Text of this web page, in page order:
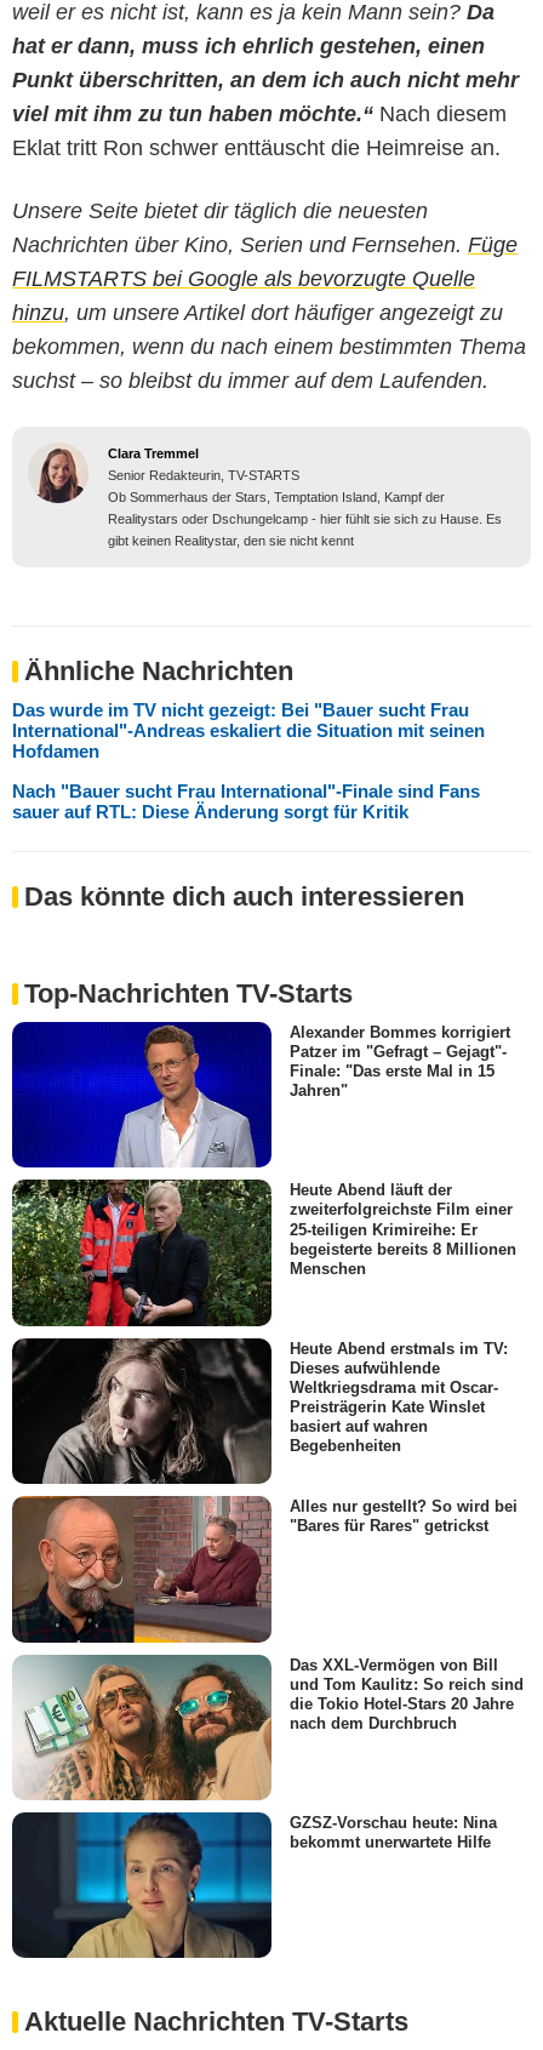
weil er es nicht ist, kann es ja kein Mann sein? Da
hat er dann, muss ich ehrlich gestehen, einen
Punkt überschritten, an dem ich auch nicht mehr
viel mit ihm zu tun haben möchte.“ Nach diesem
Eklat tritt Ron schwer enttäuscht die Heimreise an.
Unsere Seite bietet dir täglich die neuesten
Nachrichten über Kino, Serien und Fernsehen. Füge
FILMSTARTS bei Google als bevorzugte Quelle
hinzu, um unsere Artikel dort häufiger angezeigt zu
bekommen, wenn du nach einem bestimmten Thema
suchst – so bleibst du immer auf dem Laufenden.
Clara Tremmel
Senior Redakteurin, TV-STARTS
Ob Sommerhaus der Stars, Temptation Island, Kampf der
Realitystars oder Dschungelcamp - hier fühlt sie sich zu Hause. Es
gibt keinen Realitystar, den sie nicht kennt
Ähnliche Nachrichten
Das wurde im TV nicht gezeigt: Bei "Bauer sucht Frau
International"-Andreas eskaliert die Situation mit seinen
Hofdamen
Nach "Bauer sucht Frau International"-Finale sind Fans
sauer auf RTL: Diese Änderung sorgt für Kritik
Das könnte dich auch interessieren
Top-Nachrichten TV-Starts
Alexander Bommes korrigiert
Patzer im "Gefragt – Gejagt"-
Finale: "Das erste Mal in 15
Jahren"
Heute Abend läuft der
zweiterfolgreichste Film einer
25-teiligen Krimireihe: Er
begeisterte bereits 8 Millionen
Menschen
Heute Abend erstmals im TV:
Dieses aufwühlende
Weltkriegsdrama mit Oscar-
Preisträgerin Kate Winslet
basiert auf wahren
Begebenheiten
Alles nur gestellt? So wird bei
"Bares für Rares" getrickst
Das XXL-Vermögen von Bill
und Tom Kaulitz: So reich sind
die Tokio Hotel-Stars 20 Jahre
nach dem Durchbruch
GZSZ-Vorschau heute: Nina
bekommt unerwartete Hilfe
Aktuelle Nachrichten TV-Starts